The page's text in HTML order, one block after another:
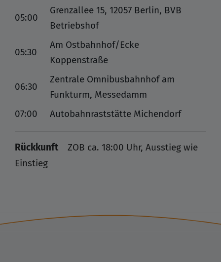
05:00
Grenzallee 15, 12057 Berlin, BVB
Betriebshof
05:30
Am Ostbahnhof/Ecke
Koppenstraße
06:30
Zentrale Omnibusbahnhof am
Funkturm, Messedamm
07:00
Autobahnraststätte Michendorf
Rückkunft ZOB ca. 18:00 Uhr, Ausstieg wie
Einstieg